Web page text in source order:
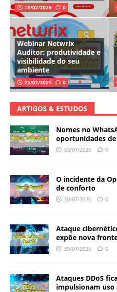
13/02/2026 0
Webinar Netwrix
Auditor: produtividade e
visibilidade do seu
ambiente
25/07/2025 0
ARTIGOS & ESTUDOS
Nomes no
oportunidades
30/07/2026 0
O incidente da
de conforto
30/07/2026 0
Ataque
expõe nova
30/07/2026 0
Ataques DDoS
impulsionam uso